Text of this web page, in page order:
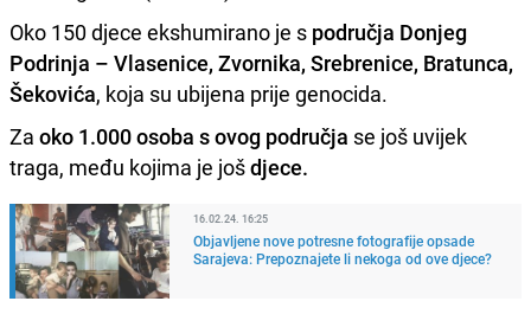
Oko 150 djece ekshumirano je s područja Donjeg
Podrinja – Vlasenice, Zvornika, Srebrenice, Bratunca,
Šekovića, koja su ubijena prije genocida.
Za oko 1.000 osoba s ovog područja se još uvijek
traga, među kojima je jošdjece.
16.02.24. 16:25
Objavljene nove potresne fotografije opsade
Sarajeva: Prepoznajete li nekoga od ove djece?